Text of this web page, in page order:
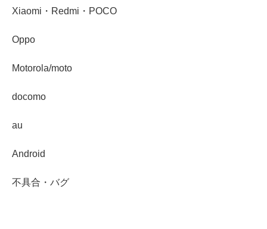
Xiaomi・Redmi・POCO
Oppo
Motorola/moto
docomo
au
Android
不具合・バグ